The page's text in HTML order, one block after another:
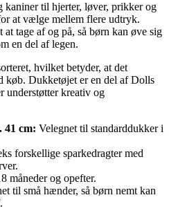
til hjerter, løver, prikker og
at vælge mellem flere udtryk.
tage af og på, så børn kan øve sig
en del af legen.
hvilket betyder, at det
køb. Dukketøjet er en del af Dolls
understøtter kreativ og
41 cm: Velegnet til standarddukker i
forskellige sparkedragter med
måneder og opefter.
til små hænder, så børn nemt kan